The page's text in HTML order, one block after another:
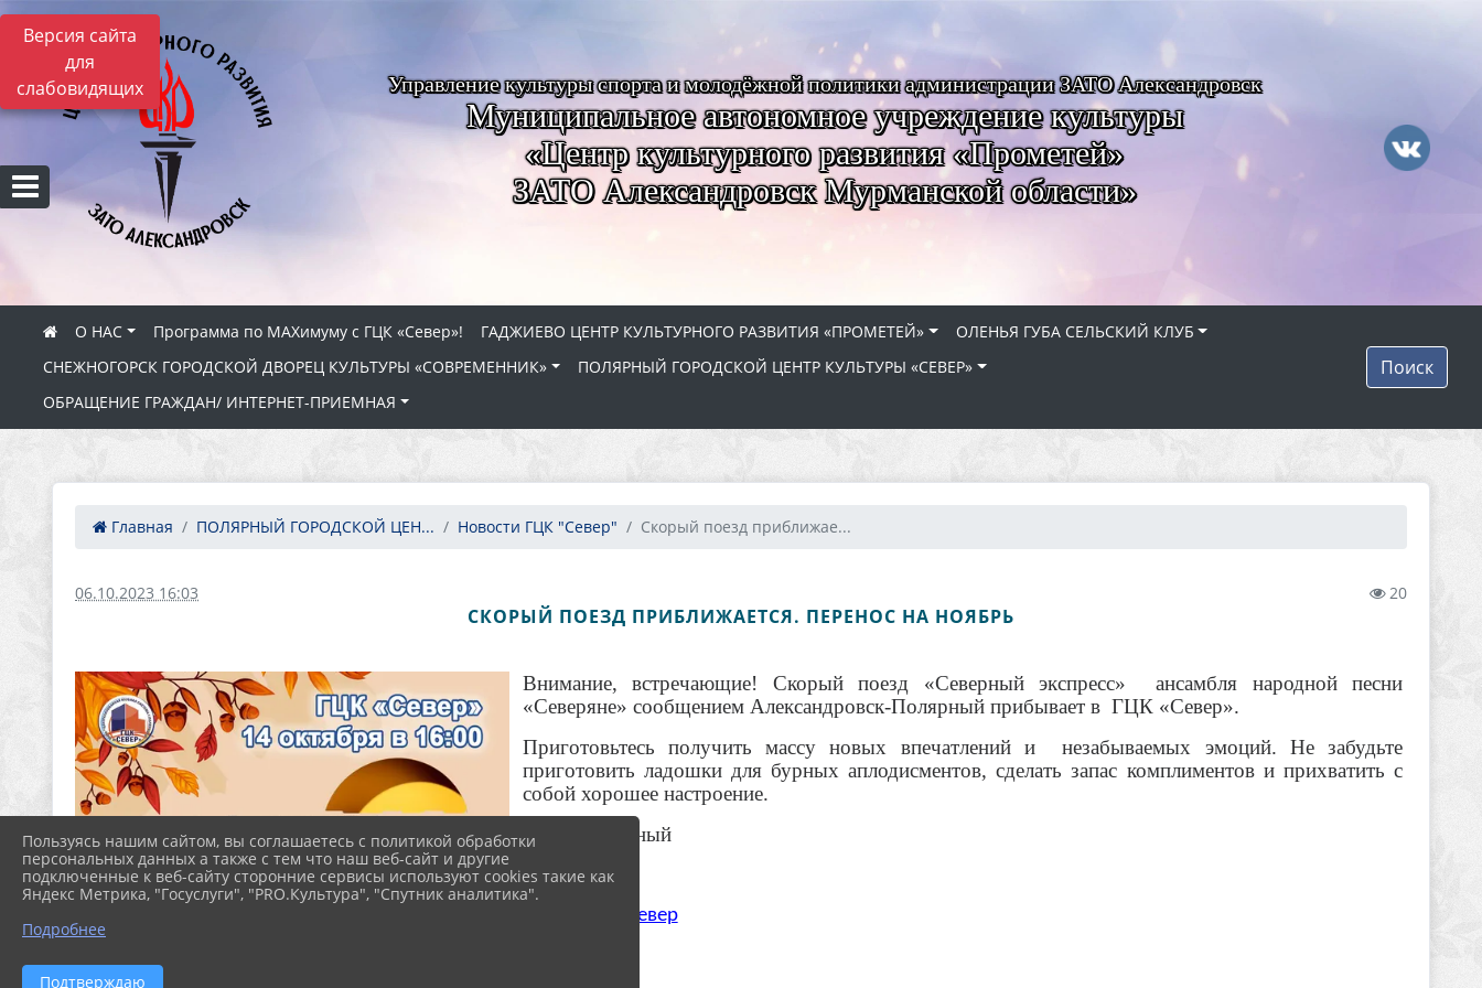
Версия сайта
для
слабовидящих
Управление культуры спорта и молодёжной политики администрации ЗАТО Александровск
Муниципальное автономное учреждение культуры
«Центр культурного развития «Прометей»
ЗАТО Александровск Мурманской области»
О НАС Программа по МАХимуму с ГЦК «Север»! ГАДЖИЕВО ЦЕНТР КУЛЬТУРНОГО РАЗВИТИЯ «ПРОМЕТЕЙ»
ОЛЕНЬЯ ГУБА СЕЛЬСКИЙ КЛУБ
СНЕЖНОГОРСК ГОРОДСКОЙ ДВОРЕЦ КУЛЬТУРЫ «СОВРЕМЕННИК»
ПОЛЯРНЫЙ ГОРОДСКОЙ ЦЕНТР КУЛЬТУРЫ «СЕВЕР»
ОБРАЩЕНИЕ ГРАЖДАН/ ИНТЕРНЕТ-ПРИЕМНАЯ
Поиск
Главная ПОЛЯРНЫЙ ГОРОДСКОЙ ЦЕН... Новости ГЦК "Север" Скорый поезд приближае...
06.10.2023 16:03 20
СКОРЫЙ ПОЕЗД ПРИБЛИЖАЕТСЯ. ПЕРЕНОС НА НОЯБРЬ
Внимание, встречающие! Скорый поезд «Северный экспресс» ансамбля народной песни
«Северяне» сообщением Александровск-Полярный прибывает в ГЦК «Север».
Приготовьтесь получить массу новых впечатлений и незабываемых эмоций. Не забудьте
приготовить ладошки для бурных аплодисментов, сделать запас комплиментов иприхватить с
собой хорошее настроение.
Вход свободный
0+
#АфишаГЦКСевер
Пользуясь нашим сайтом, вы соглашаетесь с политикой обработки
персональных данных а также с тем что наш веб-сайт и другие
подключенные к веб-сайту сторонние сервисы используют cookies такие как
Яндекс Метрика, "Госуслуги", "PRO.Культура", "Спутник аналитика".
Подробнее
Подтверждаю